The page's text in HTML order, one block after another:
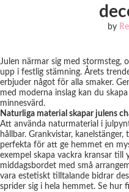
by
Julen närmar sig med stormsteg,
upp i festlig stämning. Årets
erbjuder något för alla smaker.
med moderna inslag kan du
minnesvärd.
Naturliga material skapar julens
Att använda naturmaterial i
hållbar. Grankvistar,
perfekta för att ge hemmet en
exempel skapa vackra kransar till
middagsbordet med små
vara estetiskt tilltalande bidrar
sprider sig i hela hemmet. Se hur